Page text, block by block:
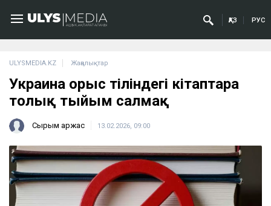
ҚАЗ РУС
ULYSMEDIA.KZ Жаңалықтар
Украина орыс тіліндегі кітаптарға
толық тыйым салмақ
Сырым Қаржас 13.02.2026, 09:00